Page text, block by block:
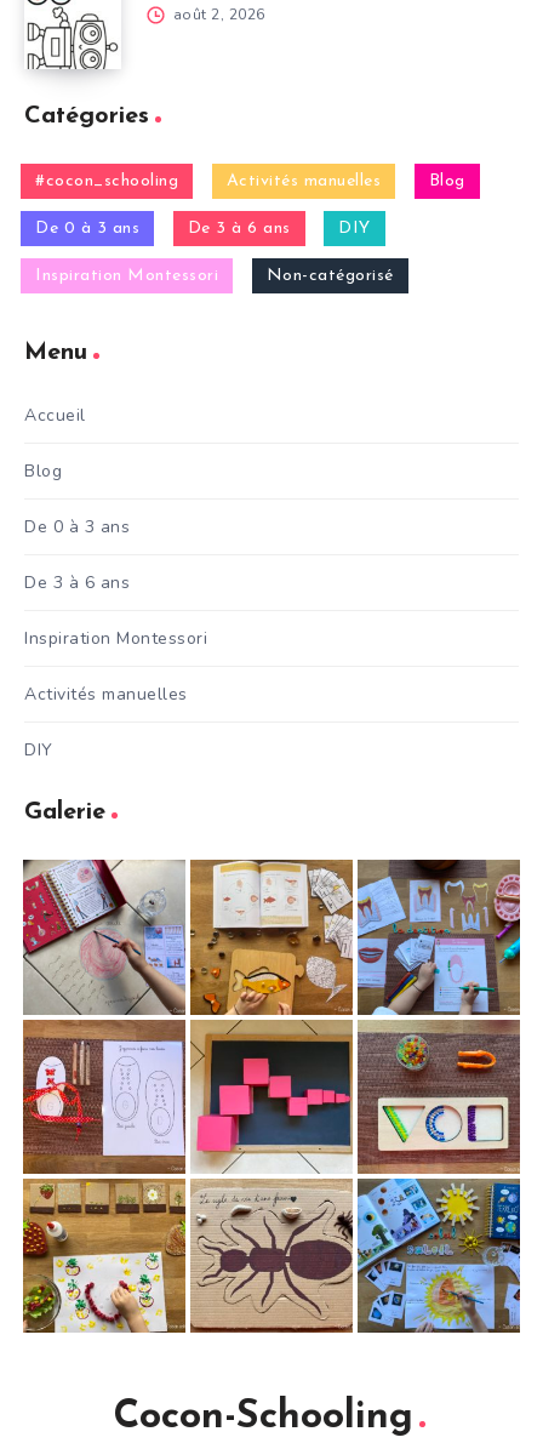
août 2, 2026
Catégories
#cocon_schooling Activités manuelles Blog
De 0 à 3 ans De 3 à 6 ans DIY
Inspiration Montessori Non-catégorisé
Menu
Accueil
Blog
De 0 à 3 ans
De 3 à 6 ans
Inspiration Montessori
Activités manuelles
DIY
Galerie
Cocon-Schooling